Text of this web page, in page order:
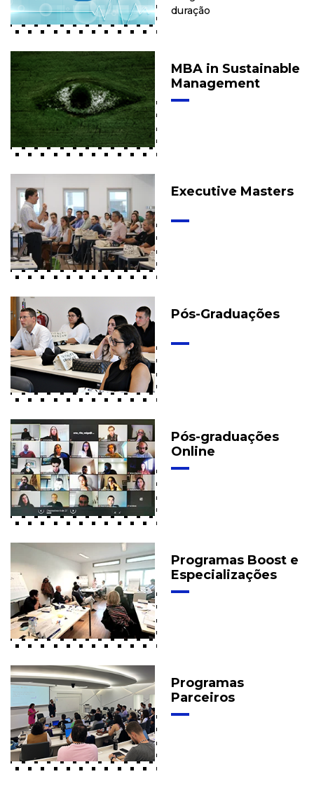
duração
MBA in Sustainable
Management
Executive Masters
Pós-Graduações
Pós-graduações
Online
Programas Boost e
Especializações
Programas
Parceiros